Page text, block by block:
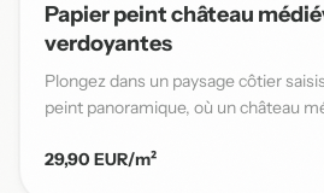
Papier peint château
verdoyantes
Plongez dans un paysage côtier
peint panoramique, où un château
29,90 EUR/m²